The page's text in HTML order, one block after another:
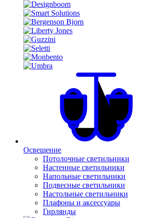
Освещение
Потолочные светильники
Настенные светильники
Напольные светильники
Подвесные светильники
Настольные светильники
Плафоны и аксессуары
Гирлянды